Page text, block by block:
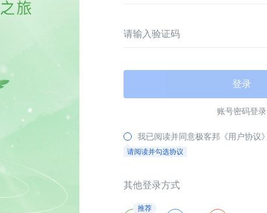
登录
账号密码登录
我已阅读并同意极客邦 《用户协议》
请阅读并勾选协议